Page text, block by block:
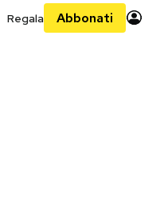
Regala Abbonati